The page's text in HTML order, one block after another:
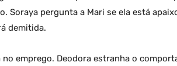
Soraya pergunta a Mari se ela está
demitida.
emprego. Deodora estranha o